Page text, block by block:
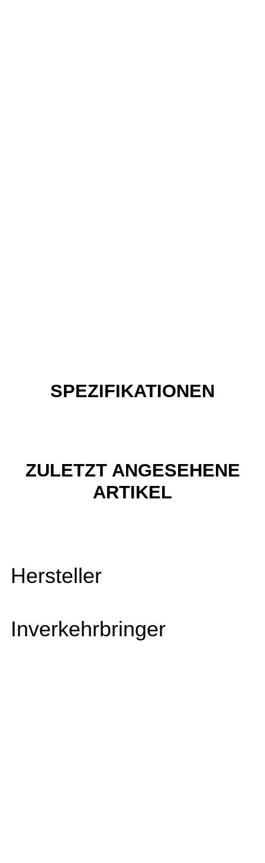
SPEZIFIKATIONEN
ZULETZT ANGESEHENE
ARTIKEL
Hersteller
Inverkehrbringer